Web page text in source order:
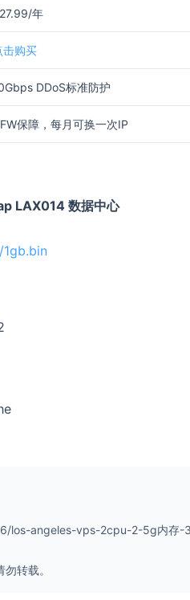
年
击购买
DDoS标准防护
保障，每月可换一次IP
LAX014 数据中心
1gb.bin
los-angeles-vps-2cpu-2-5g内存-
转载。